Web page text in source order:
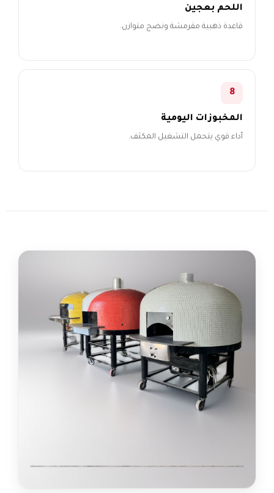
اللحم بعجين
قاعدة ذهبية مقرمشة ونضج متوازن.
8
المخبوزات اليومية
أداء قوي يتحمل التشغيل المكثف.